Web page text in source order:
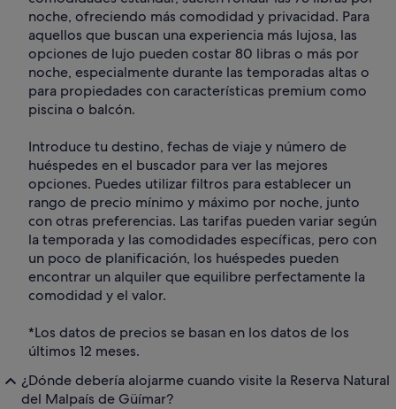
noche, ofreciendo más comodidad y privacidad. Para
aquellos que buscan una experiencia más lujosa, las
opciones de lujo pueden costar 80 libras o más por
noche, especialmente durante las temporadas altas o
para propiedades con características premium como
piscina o balcón.
Introduce tu destino, fechas de viaje y número de
huéspedes en el buscador para ver las mejores
opciones. Puedes utilizar filtros para establecer un
rango de precio mínimo y máximo por noche, junto
con otras preferencias. Las tarifas pueden variar según
la temporada y las comodidades específicas, pero con
un poco de planificación, los huéspedes pueden
encontrar un alquiler que equilibre perfectamente la
comodidad y el valor.
*Los datos de precios se basan en los datos de los
últimos 12 meses.
¿Dónde debería alojarme cuando visite la Reserva Natural
del Malpaís de Güímar?